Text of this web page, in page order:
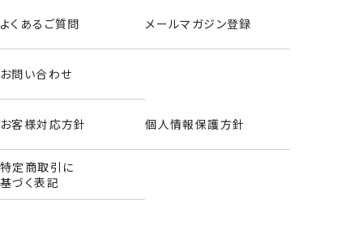
＜緑谷出久＞
よくあるご質問 メールマガジン登録
お問い合わせ
お客様対応方針 個人情報保護方針
特定商取引に
基づく表記